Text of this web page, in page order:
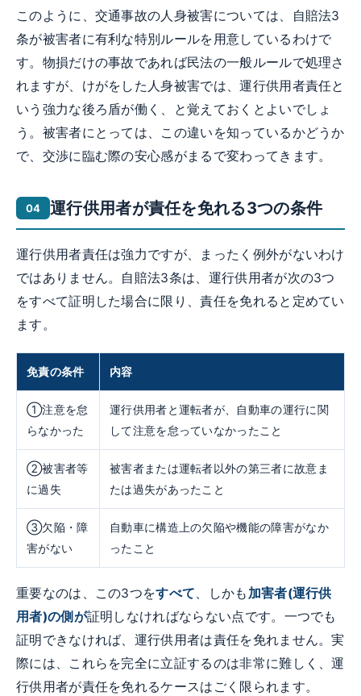
このように、交通事故の人身被害については、自賠法3
条が被害者に有利な特別ルールを用意しているわけで
す。物損だけの事故であれば民法の一般ルールで処理さ
れますが、けがをした人身被害では、運行供用者責任と
いう強力な後ろ盾が働く、と覚えておくとよいでしょ
う。被害者にとっては、この違いを知っているかどうか
で、交渉に臨む際の安心感がまるで変わってきます。
運行供用者が責任を免れる3つの条件
運行供用者責任は強力ですが、まったく例外がないわけ
ではありません。自賠法3条は、運行供用者が次の3つ
をすべて証明した場合に限り、責任を免れると定めてい
ます。
免責の条件 内容
①注意を怠
らなかった
運行供用者と運転者が、自動車の運行に関
して注意を怠っていなかったこと
②被害者等
に過失
被害者または運転者以外の第三者に故意ま
たは過失があったこと
③欠陥・障
害がない
自動車に構造上の欠陥や機能の障害がなか
ったこと
重要なのは、この3つをすべて 、しかも 加害者(運行供
用者)の側が証明しなければならない点です。一つでも
証明できなければ、運行供用者は責任を免れません。実
際には、これらを完全に立証するのは非常に難しく、運
行供用者が責任を免れるケースはごく限られます。